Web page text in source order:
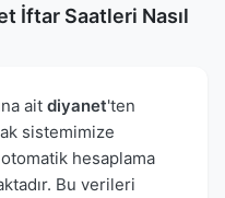
İftar Saatleri Nasıl
ait diyanet'ten
sistemimize
hesaplama
Bu verileri